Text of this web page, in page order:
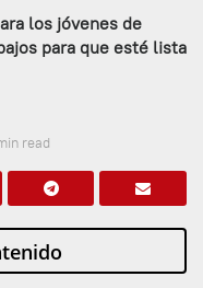
los jóvenes de
para que esté lista
read